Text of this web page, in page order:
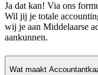
Ja dat kan! Via ons
Wil jij je totale
wij je aan Middelaarse
aankunnen.
Wat maakt